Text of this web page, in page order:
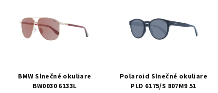
BMW Slnečné okuliare
BW0030 6133L
Polaroid Slnečné okuliare
PLD 6175/S 807M9 51